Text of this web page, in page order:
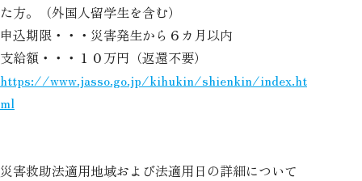
た方。（外国人留学生を含む）
申込期限・・・災害発生から６カ月以内
支給額・・・１０万円（返還不要）
https://www.jasso.go.jp/kihukin/shienkin/index.ht
ml
災害救助法適用地域および法適用日の詳細について